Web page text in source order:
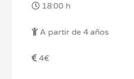
18:00 h
A partir de 4 años
4€